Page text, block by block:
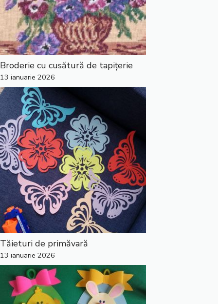
Broderie cu cusătură de tapițerie
13 ianuarie 2026
Tăieturi de primăvară
13 ianuarie 2026